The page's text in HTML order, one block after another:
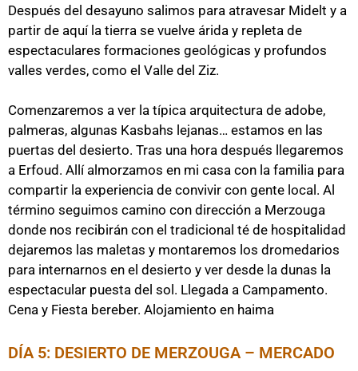
Después del desayuno salimos para atravesar Midelt y a
partir de aquí la tierra se vuelve árida y repleta de
espectaculares formaciones geológicas y profundos
valles verdes, como el Valle del Ziz.
Comenzaremos a ver la típica arquitectura de adobe,
palmeras, algunas Kasbahs lejanas… estamos en las
puertas del desierto. Tras una hora después llegaremos
a Erfoud. Allí almorzamos en mi casa con la familia para
compartir la experiencia de convivir con gente local. Al
término seguimos camino con dirección a Merzouga
donde nos recibirán con el tradicional té de hospitalidad
dejaremos las maletas y montaremos los dromedarios
para internarnos en el desierto y ver desde la dunas la
espectacular puesta del sol. Llegada a Campamento.
Cena y Fiesta bereber. Alojamiento en haima
DÍA 5: DESIERTO DE MERZOUGA – MERCADO